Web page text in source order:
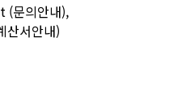
(문의안내),
서안내)